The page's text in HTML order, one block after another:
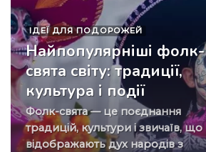
ІДЕЇ ​​ДЛЯ ПОДОРОЖЕЙ
Найпопулярніші фолк-
свята світу: традиції,
культура і події
Фолк-свята — це поєднання
традицій, культури і звичаїв, що
відображають дух народів з